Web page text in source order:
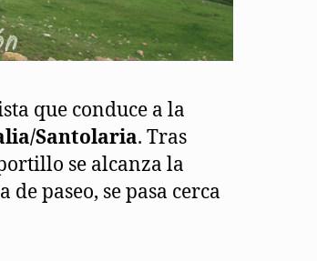
que conduce a la
Santolaria. Tras
se alcanza la
paseo, se pasa cerca